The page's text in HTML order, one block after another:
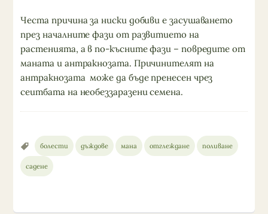
Честа причина за ниски добиви е засушаването
през началните фази от развитието на
растенията, а в по-късните фази – повредите от
маната и антракнозата. Причинителят на
антракнозата може да бъде пренесен чрез
сеитбата на необеззаразени семена.
болести дъждове мана отглеждане поливане
садене